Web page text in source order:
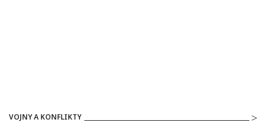
VOJNY A KONFLIKTY